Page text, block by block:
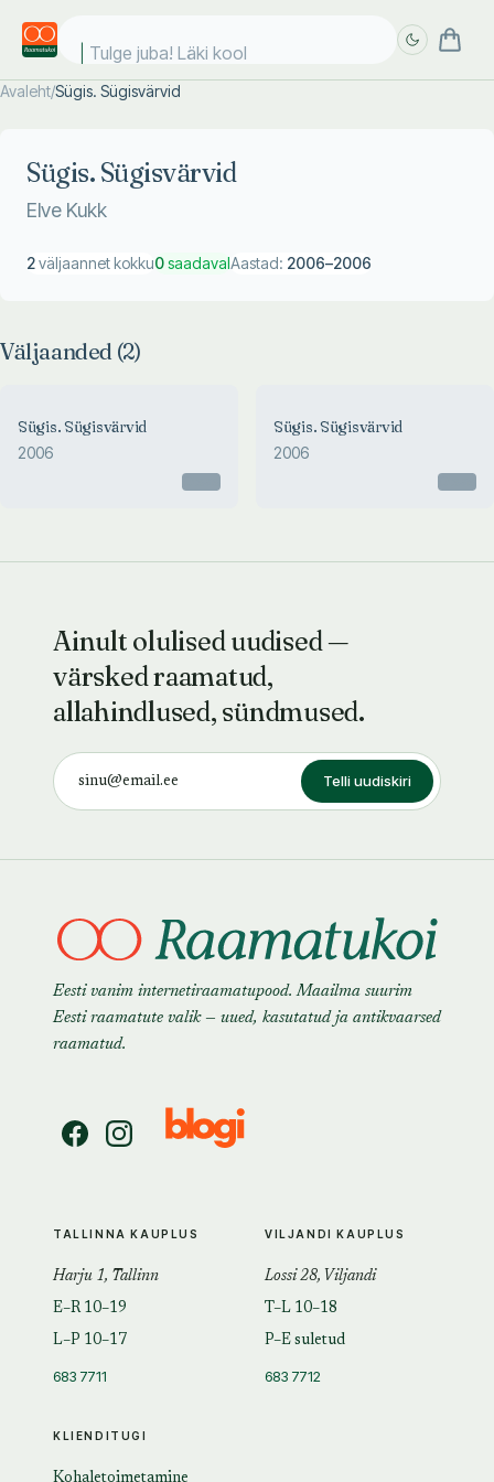
Tulge juba! Läki kooli
Avaleht/Sügis. Sügisvärvid
Sügis. Sügisvärvid
Elve Kukk
2väljaannet kokku0saadavalAastad: 2006–2006
Väljaanded (2)
Sügis. Sügisvärvid
2006
Sügis. Sügisvärvid
2006
Ainult olulised uudised —
värsked raamatud,
allahindlused, sündmused.
Telli uudiskiri
Eesti vanim internetiraamatupood. Maailma suurim
Eesti raamatute valik — uued, kasutatud ja antikvaarsed
raamatud.
KLIENDITUGI
TALLINNA KAUPLUS
Harju 1, Tallinn
E–R 10–19
L–P 10–17
683 7711
VILJANDI KAUPLUS
Lossi 28, Viljandi
T–L 10–18
P–E suletud
683 7712